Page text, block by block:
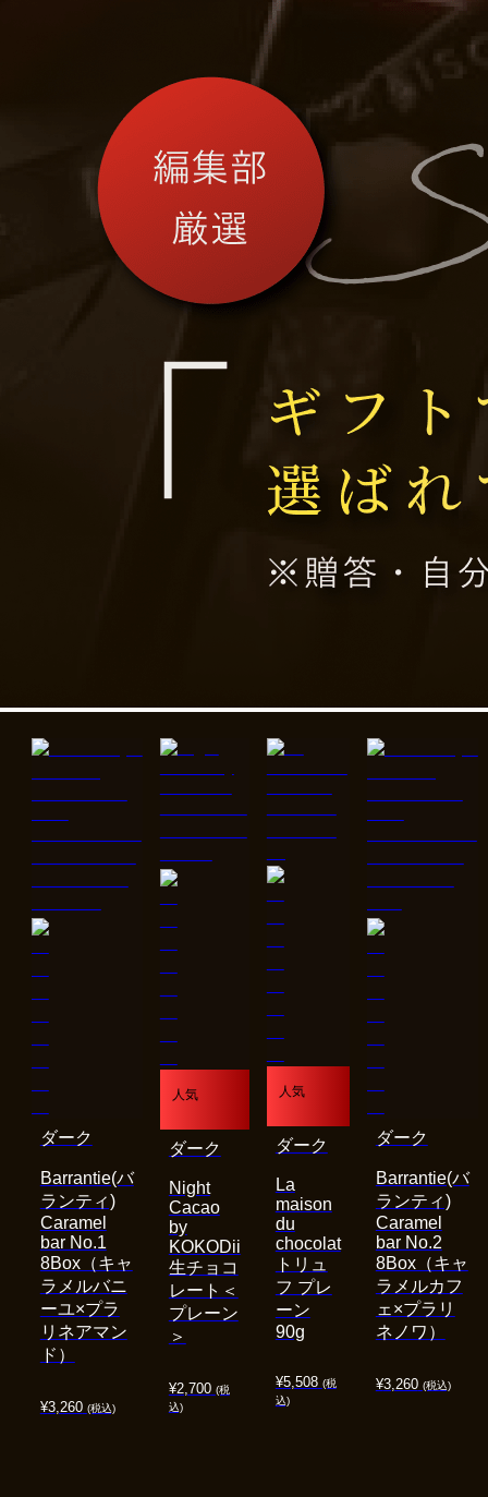
¥3,260 (税込)
Barrantie(バ
ランティ)
Caramel
bar No.1
8Box（キャ
ラメルバニ
ーユ×プラ
リネアマン
ド）
ダーク
人気
¥2,700 (税
込)
Night
Cacao
by
KOKODii
生チョコ
レート＜
プレーン
＞
ダーク
人気
¥5,508 (税
込)
La
maison
du
chocolat
トリュ
フ プレ
ーン
90g
ダーク
¥3,260 (税込)
Barrantie(バ
ランティ)
Caramel
bar No.2
8Box（キャ
ラメルカフ
ェ×プラリ
ネノワ）
ダーク